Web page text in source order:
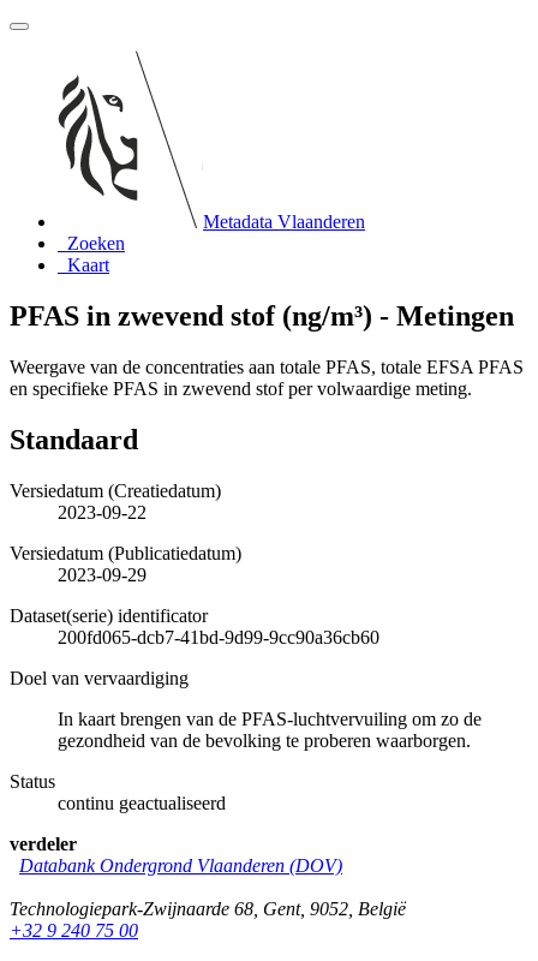
Metadata Vlaanderen
Zoeken
Kaart
PFAS in zwevend stof (ng/m³) - Metingen
Weergave van de concentraties aan totale PFAS, totale EFSA PFAS
en specifieke PFAS in zwevend stof per volwaardige meting.
Standaard
Versiedatum (Creatiedatum)
2023-09-22
Versiedatum (Publicatiedatum)
2023-09-29
Dataset(serie) identificator
200fd065-dcb7-41bd-9d99-9cc90a36cb60
Doel van vervaardiging
In kaart brengen van de PFAS-luchtvervuiling om zo de
gezondheid van de bevolking te proberen waarborgen.
Status
continu geactualiseerd
verdeler
Databank Ondergrond Vlaanderen (DOV)
Technologiepark-Zwijnaarde 68 Gent, 9052 België
+32 9 240 75 00